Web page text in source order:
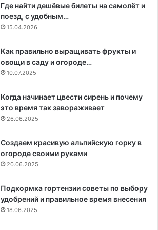
Где найти дешёвые билеты на самолёт и
поезд, с удобным…
15.04.2026
Как правильно выращивать фрукты и
овощи в саду и огороде…
10.07.2025
Когда начинает цвести сирень и почему
это время так завораживает
26.06.2025
Создаем красивую альпийскую горку в
огороде своими руками
20.06.2025
Подкормка гортензии советы по выбору
удобрений и правильное время внесения
18.06.2025